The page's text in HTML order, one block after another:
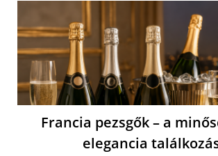
Francia pezsgők – a
elegancia